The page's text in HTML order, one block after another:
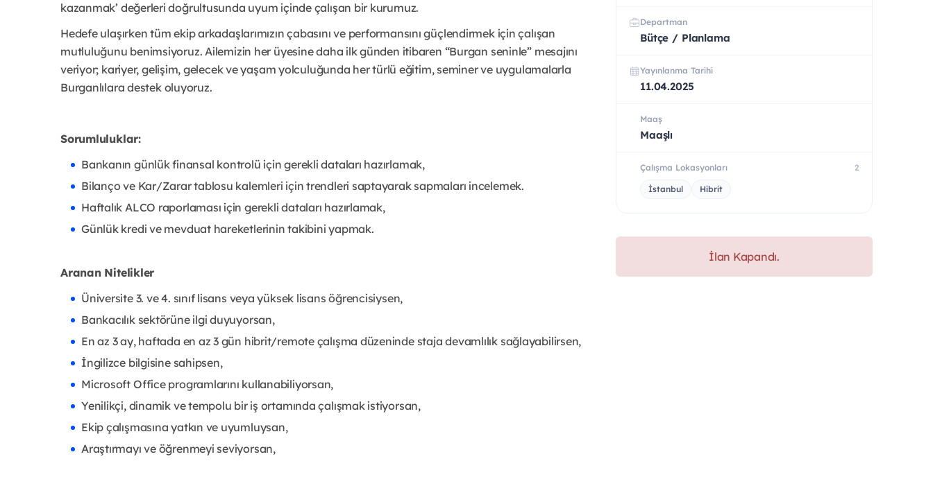
kazanmak’ değerleri doğrultusunda uyum içinde çalışan bir kurumuz.
Hedefe ulaşırken tüm ekip arkadaşlarımızın çabasını ve performansını güçlendirmek için çalışan
mutluluğunu benimsiyoruz. Ailemizin her üyesine daha ilk günden itibaren “Burgan seninle” mesajını
veriyor; kariyer, gelişim, gelecek ve yaşam yolculuğunda her türlü eğitim, seminer ve uygulamalarla
Burganlılara destek oluyoruz.
Sorumluluklar:
Bankanın günlük finansal kontrolü için gerekli dataları hazırlamak,
Bilanço ve Kar/Zarar tablosu kalemleri için trendleri saptayarak sapmaları incelemek.
Haftalık ALCO raporlaması için gerekli dataları hazırlamak,
Günlük kredi ve mevduat hareketlerinin takibini yapmak.
Aranan Nitelikler
Üniversite 3. ve 4. sınıf lisans veya yüksek lisans öğrencisiysen,
Bankacılık sektörüne ilgi duyuyorsan,
En az 3 ay, haftada en az 3 gün hibrit/remote çalışma düzeninde staja devamlılık sağlayabilirsen,
İngilizce bilgisine sahipsen,
Microsoft Office programlarını kullanabiliyorsan,
Yenilikçi, dinamik ve tempolu bir iş ortamında çalışmak istiyorsan,
Ekip çalışmasına yatkın ve uyumluysan,
Araştırmayı ve öğrenmeyi seviyorsan,
Departman
Bütçe / Planlama
Yayınlanma Tarihi
11.04.2025
Maaş
Maaşlı
Çalışma Lokasyonları 2
İstanbul Hibrit
İlan Kapandı.